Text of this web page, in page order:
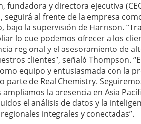
fundadora y directora ejecutiva
seguirá al frente de la empresa
bajo la supervisión de Harrison.
lo que podemos ofrecer a los
regional y el asesoramiento de
clientes”, señaló Thompson.
equipo y entusiasmada con la
parte de Real Chemistry.
la presencia en Asia
el análisis de datos y la
integrales y conectadas”.